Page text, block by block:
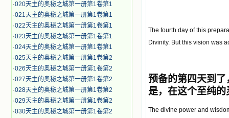
·020天主的奥秘之城第一册第1卷第1
·021天主的奥秘之城第一册第1卷第1
·022天主的奥秘之城第一册第1卷第1
·023天主的奥秘之城第一册第1卷第1
·024天主的奥秘之城第一册第1卷第1
·025天主的奥秘之城第一册第1卷第2
·026天主的奥秘之城第一册第1卷第2
·027天主的奥秘之城第一册第1卷第2
·028天主的奥秘之城第一册第1卷第2
·029天主的奥秘之城第一册第1卷第2
·030天主的奥秘之城第一册第1卷第2
The fourth day of this
Divinity. But this vision was
预备的第四天到
是，在这个至纯
The divine power and